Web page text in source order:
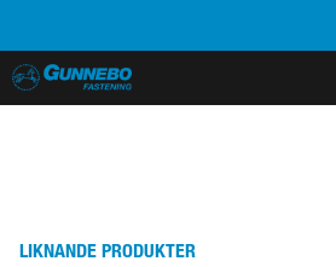
PRODUKTER
SUPPORT
KONTAKT
LIKNANDE PRODUKTER